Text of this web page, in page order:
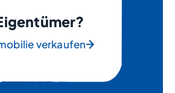
verkaufen